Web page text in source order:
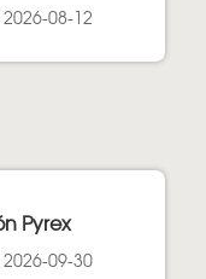
08-12
Pyrex
09-30